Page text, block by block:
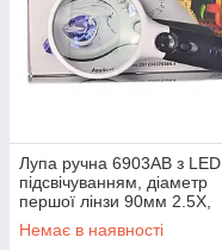
Лупа ручна 6903AB з LED
підсвічуванням, діаметр
першої лінзи 90мм 2.5X,
діаметр другої лінзи 22мм
45X
Немає в наявності